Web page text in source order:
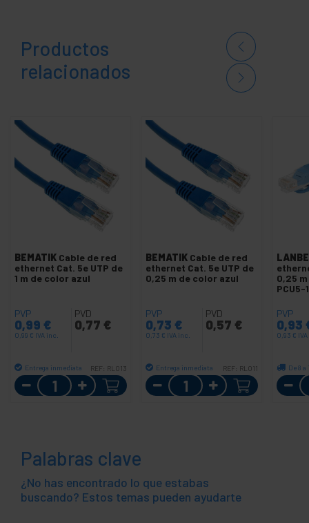
Productos
relacionados
BEMATIK Cable de red
ethernet Cat. 5e UTP de
1 m de color azul
PVP
0,99 €
0,99 € IVA inc.
PVD
0,77 €
Entrega inmediata REF: RL013
Cantidad
BEMATIK Cable de red
ethernet Cat. 5e UTP de
0,25 m de color azul
PVP
0,73 €
0,73 € IVA inc.
PVD
0,57 €
Entrega inmediata REF: RL011
Cantidad
0,25
PVP
0,93
0,93 €
De 8
Palabras clave
¿No has encontrado lo que estabas
buscando? Estos temas pueden ayudarte